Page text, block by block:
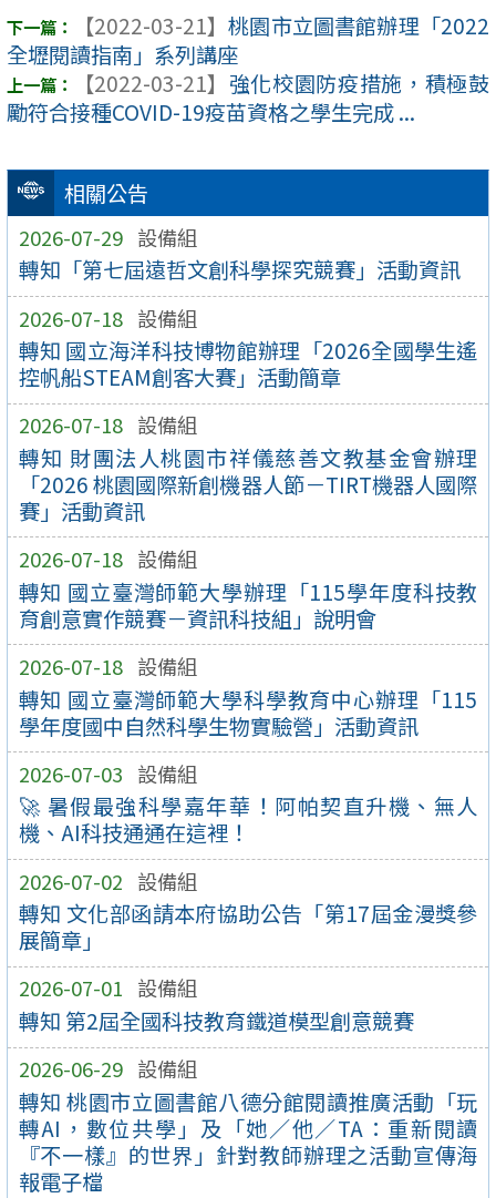
相關公告
2026-07-29 設備組
轉知「第七屆遠哲文創科學探究競賽」活動資訊
2026-07-18 設備組
轉知 國立海洋科技博物館辦理「2026全國學生遙
控帆船STEAM創客大賽」活動簡章
2026-07-18 設備組
轉知 財團法人桃園市祥儀慈善文教基金會辦理
「2026 桃園國際新創機器人節－TIRT機器人國際
賽」活動資訊
2026-07-18 設備組
轉知 國立臺灣師範大學辦理「115學年度科技教
育創意實作競賽－資訊科技組」說明會
2026-07-18 設備組
轉知 國立臺灣師範大學科學教育中心辦理「115
學年度國中自然科學生物實驗營」活動資訊
2026-07-03 設備組
🚀 暑假最強科學嘉年華！阿帕契直升機、無人
機、AI科技通通在這裡！
2026-07-02 設備組
轉知 文化部函請本府協助公告「第17屆金漫獎參
展簡章」
2026-07-01 設備組
轉知 第2屆全國科技教育鐵道模型創意競賽
2026-06-29 設備組
轉知 桃園市立圖書館八德分館閱讀推廣活動「玩
轉AI，數位共學」及「她／他／TA：重新閱讀
『不一樣』的世界」針對教師辦理之活動宣傳海
報電子檔
【2022-03-21】 桃園市立圖書館辦理「2022
全壢閱讀指南」系列講座
【2022-03-21】 強化校園防疫措施，積極鼓
勵符合接種COVID-19疫苗資格之學生完成 ...